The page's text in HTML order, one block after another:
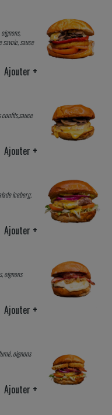
sauce
Ajouter +
Ajouter +
iceberg,
Ajouter +
oignons
Ajouter +
oignons
Ajouter +